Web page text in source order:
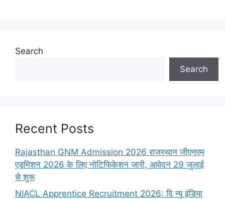
Search
Search
Recent Posts
Rajasthan GNM Admission 2026 राजस्थान जीएनएम
एडमिशन 2026 के लिए नोटिफिकेशन जारी, आवेदन 29 जुलाई
से शुरू
NIACL Apprentice Recruitment 2026: दि न्यू इंडिया